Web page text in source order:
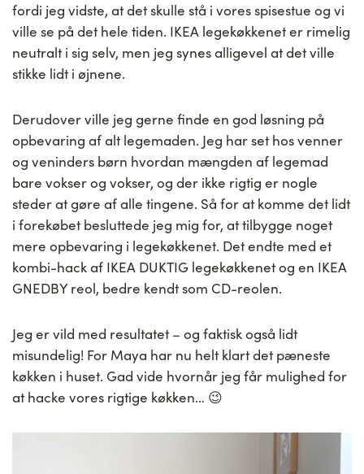
fordi jeg vidste, at det skulle stå i vores spisestue og vi
ville se på det hele tiden. IKEA legekøkkenet er rimelig
neutralt i sig selv, men jeg synes alligevel at det ville
stikke lidt i øjnene.
Derudover ville jeg gerne finde en god løsning på
opbevaring af alt legemaden. Jeg har set hos venner
og veninders børn hvordan mængden af legemad
bare vokser og vokser, og der ikke rigtig er nogle
steder at gøre af alle tingene. Så for at komme det lidt
i forekøbet besluttede jeg mig for, at tilbygge noget
mere opbevaring i legekøkkenet. Det endte med et
kombi-hack af IKEA DUKTIG legekøkkenet og en IKEA
GNEDBY reol, bedre kendt som CD-reolen.
Jeg er vild med resultatet – og faktisk også lidt
misundelig! For Maya har nu helt klart det pæneste
køkken i huset. Gad vide hvornår jeg får mulighed for
at hacke vores rigtige køkken… 😉